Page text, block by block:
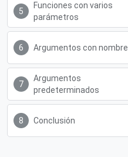
Funciones con varios
parámetros
Argumentos con nombre
Argumentos
predeterminados
Conclusión